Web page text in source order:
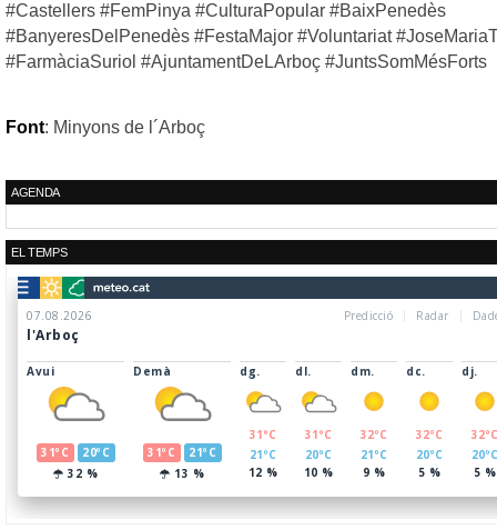
#Castellers #FemPinya #CulturaPopular #BaixPenedès
#BanyeresDelPenedès #FestaMajor #Voluntariat
#FarmàciaSuriol #AjuntamentDeLArboç #JuntsSomMésForts
Font: Minyons de l´Arboç
AGENDA
EL TEMPS